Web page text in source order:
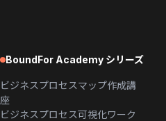
BoundFor Academy シリーズ
ビジネスプロセスマップ作成講
座
ビジネスプロセス可視化ワーク